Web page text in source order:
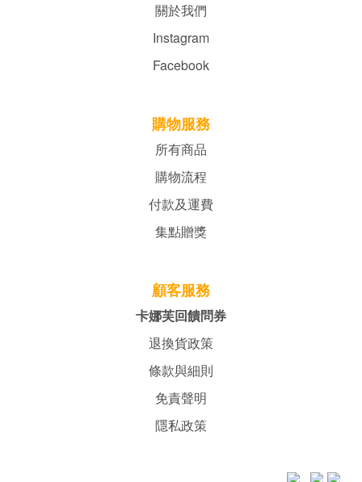
關於我們
Instagram
Facebook
購物服務
所有商品
購物流程
付款及運費
集點贈獎
顧客服務
卡娜芙回饋問券
退換貨政策
條款與細則
免責聲明
隱私政策